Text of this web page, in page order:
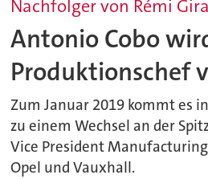
Nachfolger von Rémi
Antonio Cobo
Produktionschef
Zum Januar 2019 kommt es
zu einem Wechsel an der
Vice President
Opel und Vauxhall.